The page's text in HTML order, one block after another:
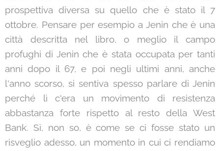
prospettiva diversa su quello che è stato il 7
ottobre. Pensare per esempio a Jenin che è una
città descritta nel libro, o meglio il campo
profughi di Jenin che è stata occupata per tanti
anni dopo il 67, e poi negli ultimi anni, anche
l'anno scorso, si sentiva spesso parlare di Jenin
perché lì c'era un movimento di resistenza
abbastanza forte rispetto al resto della West
Bank. Sì, non so, è come se ci fosse stato un
risveglio adesso, un momento in cui ci rendiamo